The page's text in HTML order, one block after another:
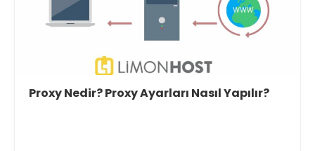
Proxy Nedir? Proxy Ayarları Nasıl Yapılır?